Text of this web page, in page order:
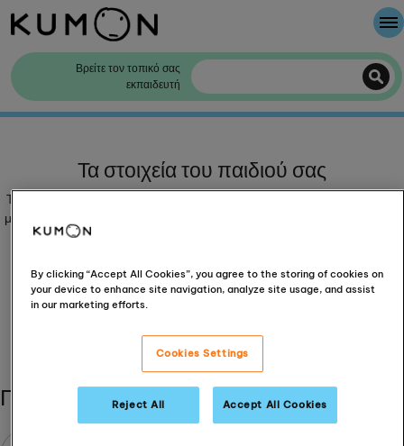
Βρείτε τον τοπικό σας
εκπαιδευτή
Τα στοιχεία του παιδιού σας
Τώρα ας πάρουμε μερικές λεπτομέρειες σχετικά με το ποιος έρχεται και
με τι μπορούμε να τους βοηθήσουμε. Σημειώστε ότι η KUMON Europe
& Africa Ltd συλλέγει τα προσωπικά σας στοιχεία σύμφωνα με
Για πόσα παιδιά κάνετε κράτηση;
- +
Παρακαλώ συμπληρώστε
Καλώς Ήρθατε
Η μέθοδος της KUMON
Η ιστορία της KUMON
By clicking “Accept All Cookies”, you agree to the storing of cookies on
your device to enhance site navigation, analyze site usage, and assist
in our marketing efforts.
Cookies Settings
Reject All Accept All Cookies